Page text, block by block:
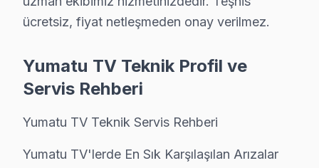
LED Backlight ve T-Con Kartı Değişimi:
Yerinde bakım:Yerinde teknik destek için ₺250
Fiyatları etkileyen bazı faktörler bulunmaktadır.
Kağıthane Yumatu Servis Performansı:
bölgemizde Fabrika Servis, müşteri memnuniyet
ücretsiz, fiyat netleşmeden onay verilmez.
Yumatu TV Teknik Profil ve
Servis Rehberi
Yumatu TV Teknik Servis Rehberi
Yumatu TV'lerde En Sık Karşılaşılan Arızalar